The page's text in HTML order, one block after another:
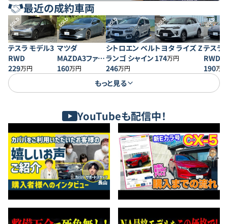
最近の成約車両
SOLD
テスラ モデル3
RWD
229万円
SOLD
マツダ
MAZDA3ファス
トバック 20S プ
ロアクティブ
160万円
SOLD
シトロエン ベル
ランゴ シャイン
246万円
SOLD
トヨタ ライズ Z
174万円
SOLD
テスラ
RWD
190万円
もっと見る
YouTubeも配信中！